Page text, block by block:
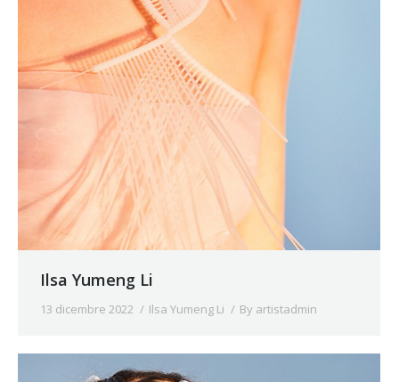
Ilsa Yumeng Li
13 dicembre 2022 Ilsa Yumeng Li By artistadmin